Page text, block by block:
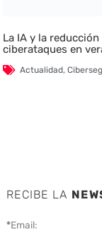
La IA y la
ciberataques en
Actualidad,
RECIBE LA
*Email: